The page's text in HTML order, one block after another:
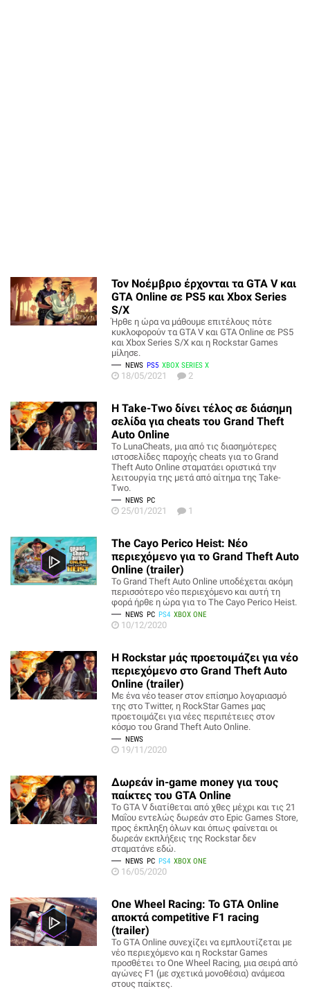
Τον Νοέμβριο έρχονται τα GTA V και
GTA Online σε PS5 και Xbox Series
S/X
Ήρθε η ώρα να μάθουμε επιτέλους πότε
κυκλοφορούν τα GTA V και GTA Online σε PS5
και Xbox Series S/X και η Rockstar Games
μίλησε.
NEWS PS5 XBOX SERIES X
18/05/2021 2
Η Take-Two δίνει τέλος σε διάσημη
σελίδα για cheats του Grand Theft
Auto Online
Το LunaCheats, μια από τις διασημότερες
ιστοσελίδες παροχής cheats για το Grand
Theft Auto Online σταματάει οριστικά την
λειτουργία της μετά από αίτημα της Take-
Two.
NEWS PC
25/01/2021 1
The Cayo Perico Heist: Νέο
περιεχόμενο για το Grand Theft Auto
Online (trailer)
Το Grand Theft Auto Online υποδέχεται ακόμη
περισσότερο νέο περιεχόμενο και αυτή τη
φορά ήρθε η ώρα για το The Cayo Perico Heist.
NEWS PC PS4 XBOX ONE
10/12/2020
Η Rockstar μάς προετοιμάζει για νέο
περιεχόμενο στο Grand Theft Auto
Online (trailer)
Με ένα νέο teaser στον επίσημο λογαριασμό
της στο Twitter, η RockStar Games μας
προετοιμάζει για νέες περιπέτειες στον
κόσμο του Grand Theft Auto Online.
NEWS
19/11/2020
Δωρεάν in-game money για τους
παίκτες του GTA Online
Το GTA V διατίθεται από χθες μέχρι και τις 21
Μαΐου εντελώς δωρεάν στο Epic Games Store,
προς έκπληξη όλων και όπως φαίνεται οι
δωρεάν εκπλήξεις της Rockstar δεν
σταματάνε εδώ.
NEWS PC PS4 XBOX ONE
16/05/2020
One Wheel Racing: Το GTA Online
αποκτά competitive F1 racing
(trailer)
Το GTA Online συνεχίζει να εμπλουτίζεται με
νέο περιεχόμενο και η Rockstar Games
προσθέτει το One Wheel Racing, μια σειρά από
αγώνες F1 (με σχετικά μονοθέσια) ανάμεσα
στους παίκτες.